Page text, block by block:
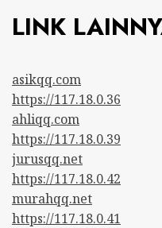
LINK
asikqq.com
https://117.18.0.36
ahliqq.com
https://117.18.0.39
jurusqq.net
https://117.18.0.42
murahqq.net
https://117.18.0.41